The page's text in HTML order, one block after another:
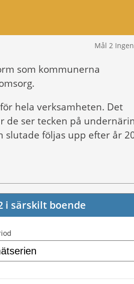
Mål 2
som kommunerna
hela verksamheten. Det
de ser tecken på
slutade följas upp efter år
i särskilt boende